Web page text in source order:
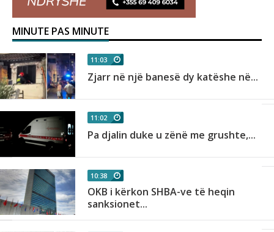
MINUTE PAS MINUTE
11:03
Zjarr në një banesë dy katëshe në...
11:02
Pa djalin duke u zënë me grushte,...
10:38
OKB i kërkon SHBA-ve të heqin
sanksionet...